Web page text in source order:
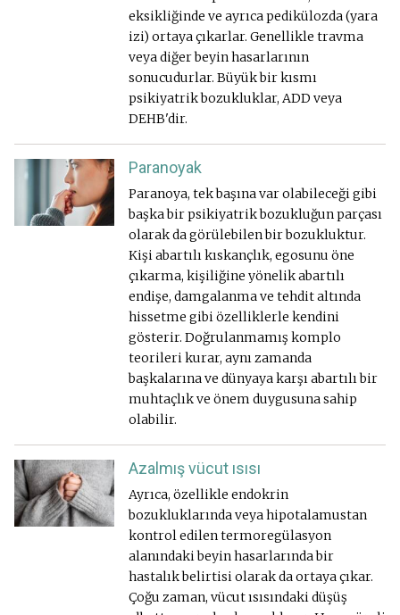
eksikliğinde ve ayrıca pedikülozda (yara
izi) ortaya çıkarlar. Genellikle travma
veya diğer beyin hasarlarının
sonucudurlar. Büyük bir kısmı
psikiyatrik bozukluklar, ADD veya
DEHB'dir.
Paranoyak
Paranoya, tek başına var olabileceği gibi
başka bir psikiyatrik bozukluğun parçası
olarak da görülebilen bir bozukluktur.
Kişi abartılı kıskançlık, egosunu öne
çıkarma, kişiliğine yönelik abartılı
endişe, damgalanma ve tehdit altında
hissetme gibi özelliklerle kendini
gösterir. Doğrulanmamış komplo
teorileri kurar, aynı zamanda
başkalarına ve dünyaya karşı abartılı bir
muhtaçlık ve önem duygusuna sahip
olabilir.
Azalmış vücut ısısı
Ayrıca, özellikle endokrin
bozukluklarında veya hipotalamustan
kontrol edilen termoregülasyon
alanındaki beyin hasarlarında bir
hastalık belirtisi olarak da ortaya çıkar.
Çoğu zaman, vücut ısısındaki düşüş